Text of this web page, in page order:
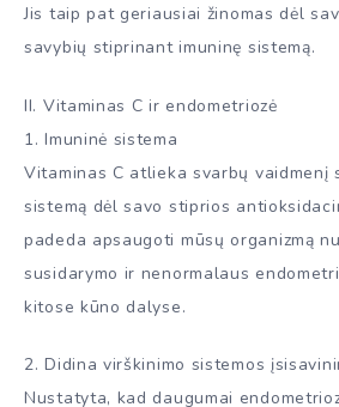
Jis taip pat geriausiai žinomas dėl
savybių stiprinant imuninę sistemą.
II. Vitaminas C ir endometriozė
1. Imuninė sistema
Vitaminas C atlieka svarbų vaidmenį
sistemą dėl savo stiprios
padeda apsaugoti mūsų organizmą
susidarymo ir nenormalaus
kitose kūno dalyse.
2. Didina virškinimo sistemos
Nustatyta, kad daugumai